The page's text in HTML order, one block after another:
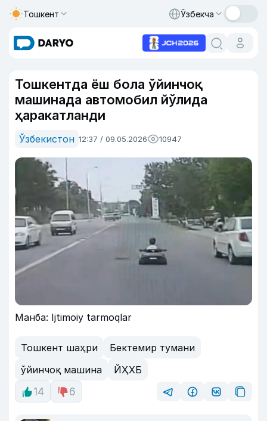
Тошкент Ўзбекча
Тошкентда ёш бола ўйинчоқ
машинада автомобил йўлида
ҳаракатланди
Ўзбекистон 12:37 / 09.05.2026 10947
Манба: Ijtimoiy tarmoqlar
Тошкент шаҳри
Бектемир тумани
ўйинчоқ машина
ЙҲХБ
14
6